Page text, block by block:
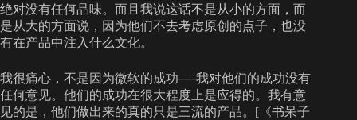
绝对没有任何品味。而且我说这话不是从小的方面，而
是从大的方面说，因为他们不去考虑原创的点子，也没
有在产品中注入什么文化。
我很痛心，不是因为微软的成功──我对他们的成功没有
任何意见。他们的成功在很大程度上是应得的。我有意
见的是，他们做出来的真的只是三流的产品。[《书呆子